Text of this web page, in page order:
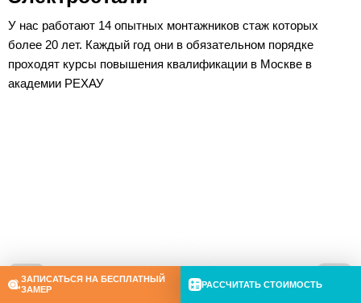
У нас работают 14 опытных монтажников стаж которых
более 20 лет. Каждый год они в обязательном порядке
проходят курсы повышения квалификации в Москве в
академии РЕХАУ
ЗАПИСАТЬСЯ НА БЕСПЛАТНЫЙ
ЗАМЕР
РАССЧИТАТЬ СТОИМОСТЬ